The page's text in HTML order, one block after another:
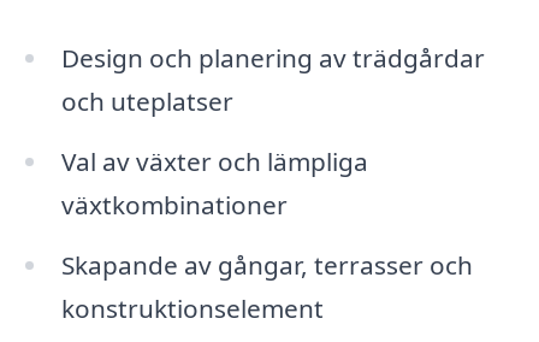
Design och planering av trädgårdar
och uteplatser
Val av växter och lämpliga
växtkombinationer
Skapande av gångar, terrasser och
konstruktionselement